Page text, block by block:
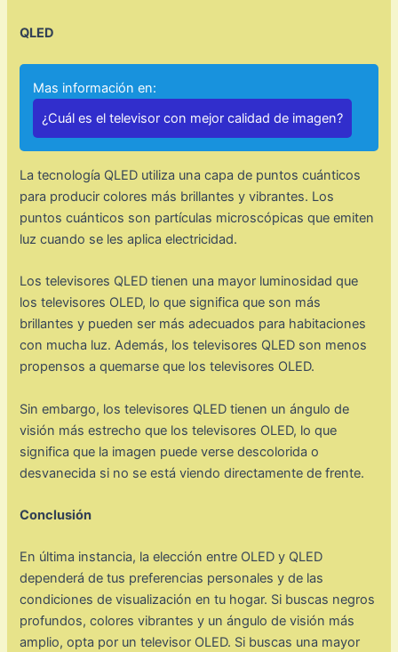
QLED
Mas información en:
¿Cuál es el televisor con mejor calidad de imagen?
La tecnología QLED utiliza una capa de puntos cuánticos
para producir colores más brillantes y vibrantes. Los
puntos cuánticos son partículas microscópicas que emiten
luz cuando se les aplica electricidad.
Los televisores QLED tienen una mayor luminosidad que
los televisores OLED, lo que significa que son más
brillantes y pueden ser más adecuados para habitaciones
con mucha luz. Además, los televisores QLED son menos
propensos a quemarse que los televisores OLED.
Sin embargo, los televisores QLED tienen un ángulo de
visión más estrecho que los televisores OLED, lo que
significa que la imagen puede verse descolorida o
desvanecida si no se está viendo directamente de frente.
Conclusión
En última instancia, la elección entre OLED y QLED
dependerá de tus preferencias personales y de las
condiciones de visualización en tu hogar. Si buscas negros
profundos, colores vibrantes y un ángulo de visión más
amplio, opta por un televisor OLED. Si buscas una mayor